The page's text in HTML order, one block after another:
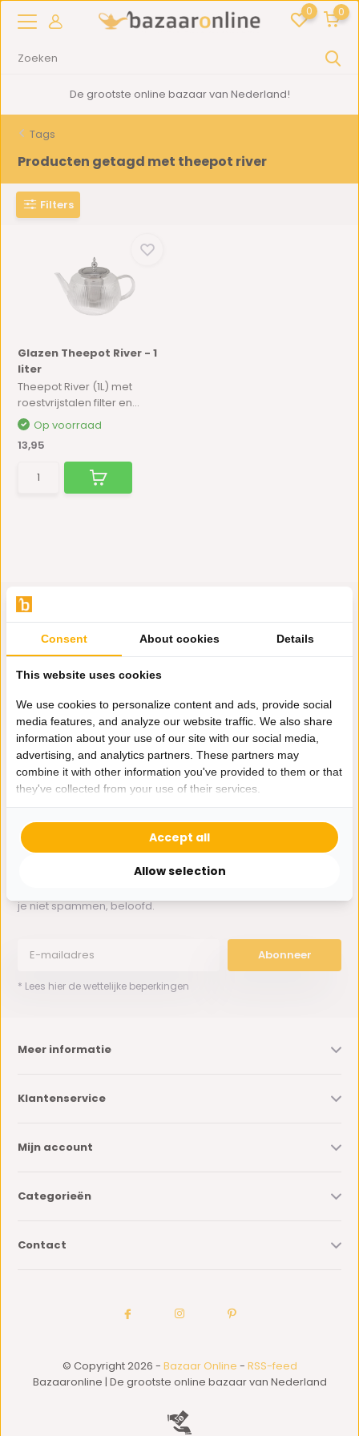
0 0
De grootste online bazaar van Nederland!
Tags
Producten getagd met theepot river
Filters
Glazen Theepot River - 1
liter
Theepot River (1L) met
roestvrijstalen filter en...
Op voorraad
13,95
Hulp nodig?
Wij zitten voor je klaar.
Whatsapp ons
0162-231130
klantenservice@bazaaronline.nl
je niet spammen, beloofd.
Abonneer
* Lees hier de wettelijke beperkingen
Meer informatie
Klantenservice
Mijn account
Categorieën
Contact
© Copyright 2026 - Bazaar Online - RSS-feed
Bazaaronline | De grootste online bazaar van Nederland
Consent About cookies Details
This website uses cookies
We use cookies to personalize content and ads, provide social
media features, and analyze our website traffic. We also share
information about your use of our site with our social media,
advertising, and analytics partners. These partners may
combine it with other information you've provided to them or that
they've collected from your use of their services.
Allow selection
Accept all